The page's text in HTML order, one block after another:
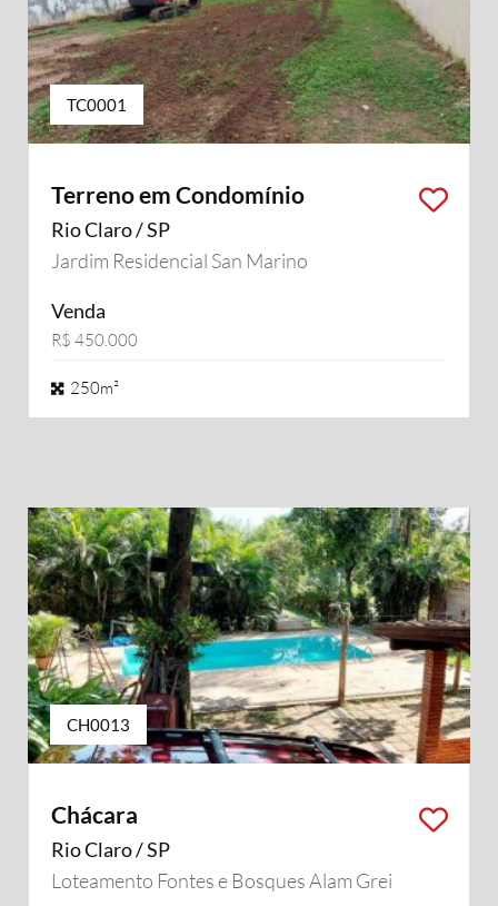
TC0001
Terreno em Condomínio
Rio Claro / SP
Jardim Residencial San Marino
Venda
R$ 450.000
250m²
CH0013
Chácara
Rio Claro / SP
Loteamento Fontes e Bosques Alam Grei